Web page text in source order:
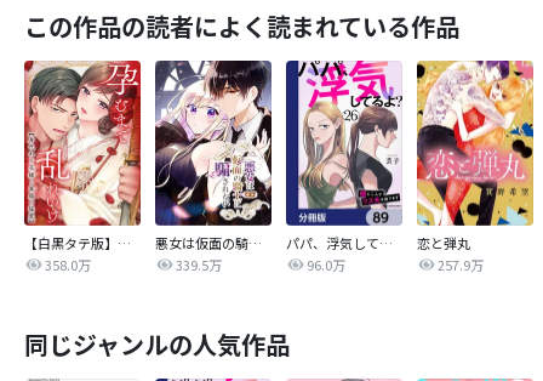
この作品の読者によく読まれている作品
【白黒タテ版】孕むまで乱れいけ～身代わり花嫁と軍服の猛愛
358.0万
悪女は仮面の騎士に騙されない
339.5万
パパ、浮気してるよ？娘と二人でクズ夫を捨てます【分冊版】
96.0万
恋と弾丸
257.9万
同じジャンルの人気作品